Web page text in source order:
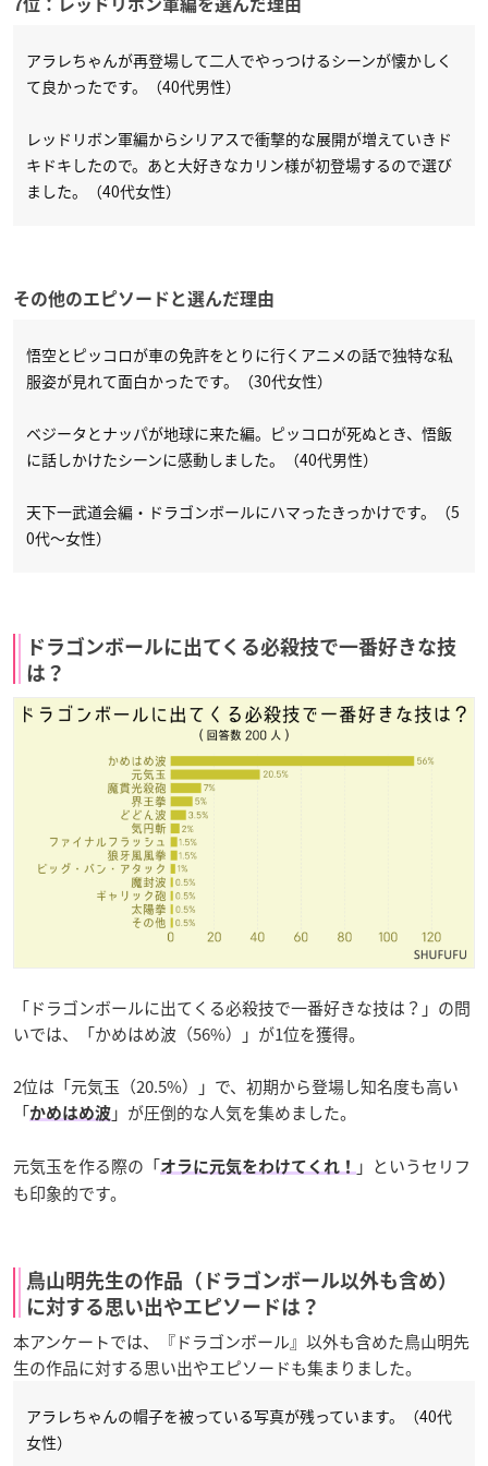
7位：レッドリボン軍編を選んだ理由
アラレちゃんが再登場して二人でやっつけるシーンが懐かしく
て良かったです。（40代男性）
レッドリボン軍編からシリアスで衝撃的な展開が増えていきド
キドキしたので。あと大好きなカリン様が初登場するので選び
ました。（40代女性）
その他のエピソードと選んだ理由
悟空とピッコロが車の免許をとりに行くアニメの話で独特な私
服姿が見れて面白かったです。（30代女性）
ベジータとナッパが地球に来た編。ピッコロが死ぬとき、悟飯
に話しかけたシーンに感動しました。（40代男性）
天下一武道会編・ドラゴンボールにハマったきっかけです。（5
0代～女性）
ドラゴンボールに出てくる必殺技で一番好きな技
は？
「ドラゴンボールに出てくる必殺技で一番好きな技は？」の問
いでは、「かめはめ波（56%）」が1位を獲得。
2位は「元気玉（20.5%）」で、初期から登場し知名度も高い
「かめはめ波 」が圧倒的な人気を集めました。
元気玉を作る際の「オラに元気をわけてくれ！
」というセリフ
も印象的です。
鳥山明先生の作品（ドラゴンボール以外も含め）
に対する思い出やエピソードは？
本アンケートでは、『ドラゴンボール』以外も含めた鳥山明先
生の作品に対する思い出やエピソードも集まりました。
アラレちゃんの帽子を被っている写真が残っています。（40代
女性）